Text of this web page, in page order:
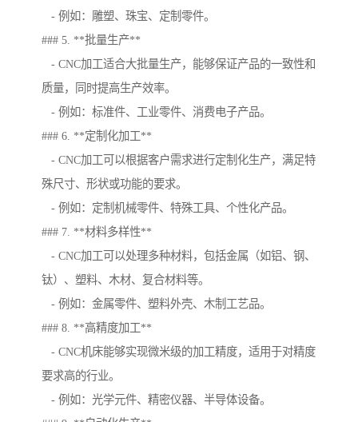
- 例如：雕塑、珠宝、定制零件。
### 5. **批量生产**
- CNC加工适合大批量生产，能够保证产品的一致性和
质量，同时提高生产效率。
- 例如：标准件、工业零件、消费电子产品。
### 6. **定制化加工**
- CNC加工可以根据客户需求进行定制化生产，满足特
殊尺寸、形状或功能的要求。
- 例如：定制机械零件、特殊工具、个性化产品。
### 7. **材料多样性**
- CNC加工可以处理多种材料，包括金属（如铝、钢、
钛）、塑料、木材、复合材料等。
- 例如：金属零件、塑料外壳、木制工艺品。
### 8. **高精度加工**
- CNC机床能够实现微米级的加工精度，适用于对精度
要求高的行业。
- 例如：光学元件、精密仪器、半导体设备。